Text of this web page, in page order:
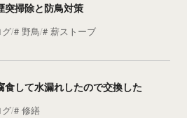
突掃除と防鳥対策
グ 野鳥 薪ストーブ
食して水漏れしたので交換した
グ 修繕